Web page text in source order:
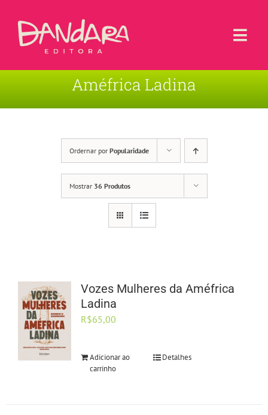
Sobre a Editora
Améfrica Ladina
Ordernar por Popularidade
Mostrar 36 Produtos
Vozes Mulheres da Améfrica
Ladina
R$65,00
Adicionar ao
carrinho
Detalhes